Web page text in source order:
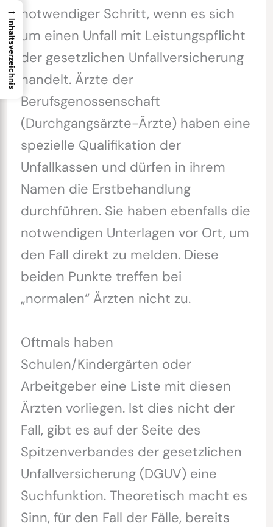
notwendiger Schritt, wenn es sich
um einen Unfall mit Leistungspflicht
der gesetzlichen Unfallversicherung
handelt. Ärzte der
Berufsgenossenschaft
(Durchgangsärzte-Ärzte) haben eine
spezielle Qualifikation der
Unfallkassen und dürfen in ihrem
Namen die Erstbehandlung
durchführen. Sie haben ebenfalls die
notwendigen Unterlagen vor Ort, um
den Fall direkt zu melden. Diese
beiden Punkte treffen bei
„normalen“ Ärzten nicht zu.
Oftmals haben
Schulen/Kindergärten oder
Arbeitgeber eine Liste mit diesen
Ärzten vorliegen. Ist dies nicht der
Fall, gibt es auf der Seite des
Spitzenverbandes der gesetzlichen
Unfallversicherung (DGUV) eine
Suchfunktion. Theoretisch macht es
Sinn, für den Fall der Fälle, bereits
→
Inhaltsverzeichnis